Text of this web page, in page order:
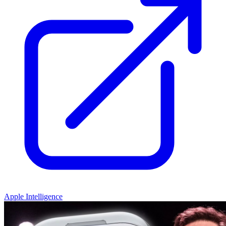
Apple Intelligence